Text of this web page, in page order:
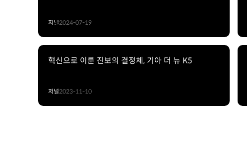
저널2024-07-19
혁신으로 이룬 진보의 결정체, 기아 더 뉴 K5
저널2023-11-10